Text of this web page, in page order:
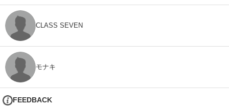
CLASS SEVEN
モナキ
FEEDBACK